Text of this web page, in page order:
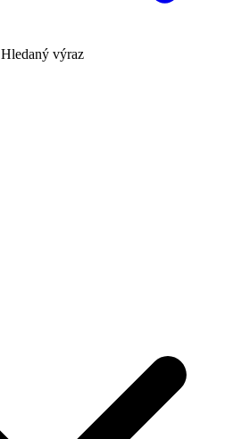
Hledaný výraz